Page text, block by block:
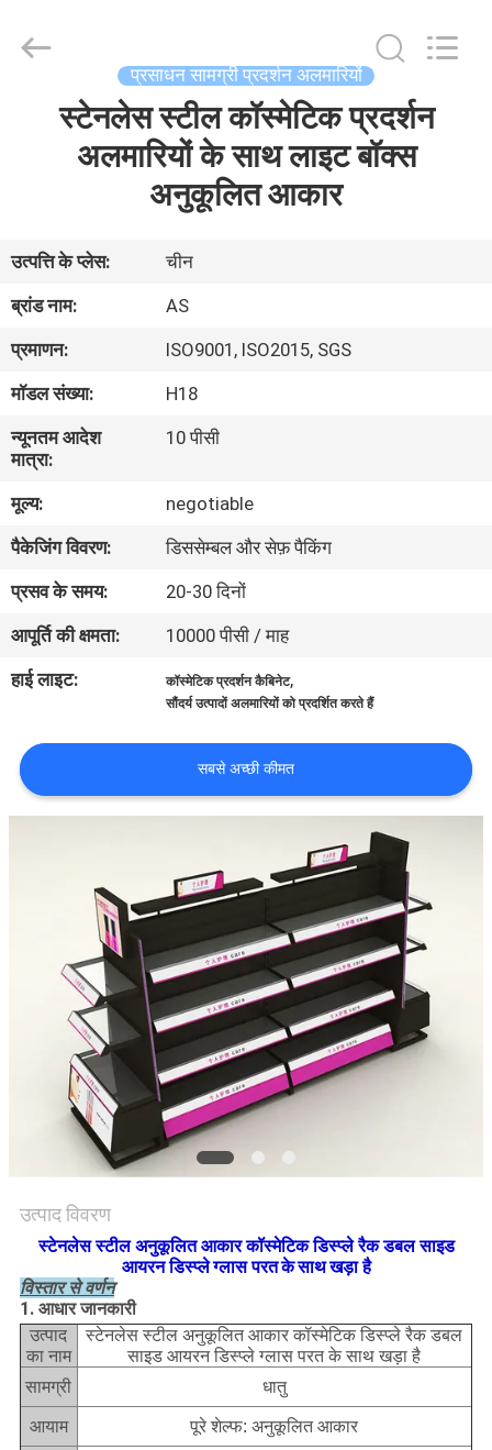
वीडियो
बारे
में
कारखाना
भ्रमण
गुणवत्ता
नियंत्रण
संपर्क
करें
एक
साइटमैप
PRIVACY
POLICY
Ansheng
Display
प्रसाधन सामग्री प्रदर्शन अलमारियों
स्टेनलेस स्टील कॉस्मेटिक प्रदर्शन
अलमारियों के साथ लाइट बॉक्स
अनुकूलित आकार
उत्पत्ति के प्लेस:
चीन
ब्रांड नाम:
AS
प्रमाणन:
ISO9001, ISO2015, SGS
मॉडल संख्या:
H18
न्यूनतम आदेश
मात्रा:
10 पीसी
मूल्य:
negotiable
पैकेजिंग विवरण:
डिससेम्बल और सेफ़ पैकिंग
प्रसव के समय:
20-30 दिनों
आपूर्ति की क्षमता:
10000 पीसी / माह
हाई लाइट:
कॉस्मेटिक प्रदर्शन कैबिनेट,
सौंदर्य उत्पादों अलमारियों को प्रदर्शित करते हैं
सबसे अच्छी कीमत
उत्पाद विवरण
स्टेनलेस स्टील अनुकूलित आकार कॉस्मेटिक डिस्प्ले रैक डबल साइड
आयरन डिस्प्लेग्लास परतकेसाथखड़ा है
विस्तार से वर्णन
1. आधार जानकारी
उत्पाद
का नाम
स्टेनलेस स्टील अनुकूलित आकार कॉस्मेटिक डिस्प्ले रैक डबल
साइड आयरन डिस्प्ले ग्लास परत के साथ खड़ा है
सामग्री धातु
आयाम पूरे शेल्फ: अनुकूलित आकार